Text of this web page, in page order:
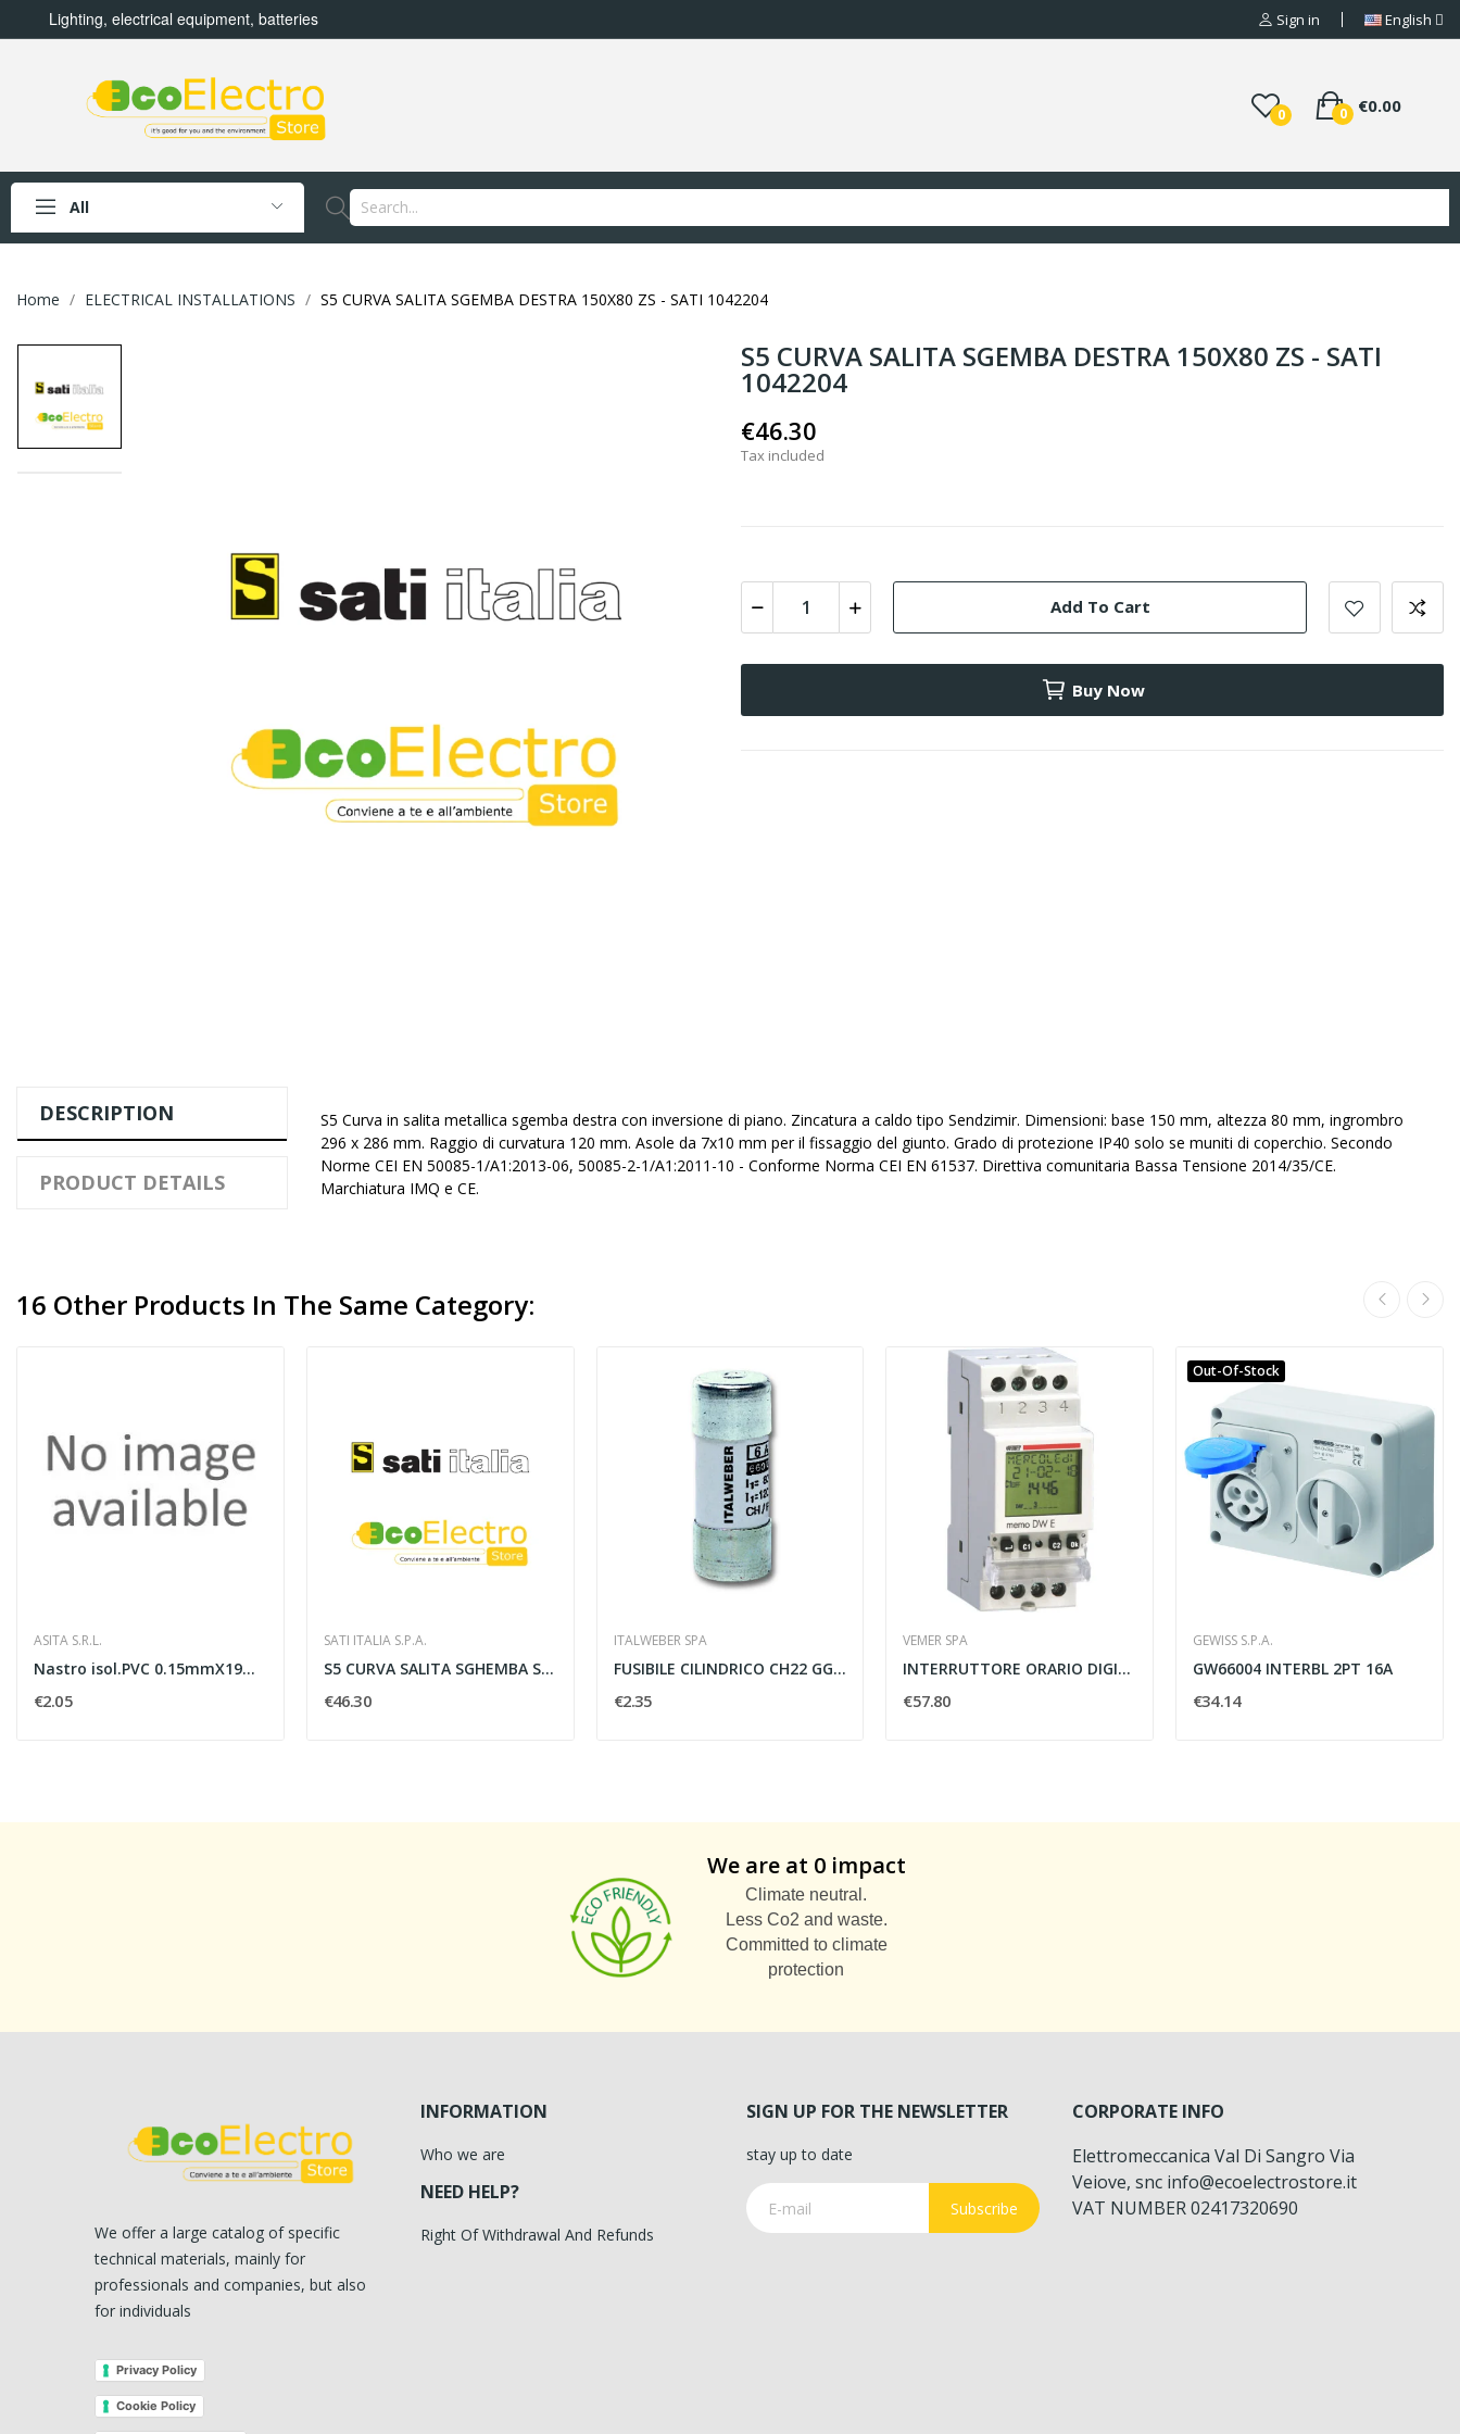
Lighting, electrical equipment, batteries Sign in English
0 €0.00
0
All
Home ELECTRICAL INSTALLATIONS S5 CURVA SALITA SGEMBA DESTRA 150X80 ZS - SATI 1042204
S5 CURVA SALITA SGEMBA DESTRA 150X80 ZS - SATI
1042204
€46.30
Tax included
Add To Cart
Buy Now
DESCRIPTION
PRODUCT DETAILS
S5 Curva in salita metallica sgemba destra con inversione di piano. Zincatura a caldo tipo Sendzimir. Dimensioni: base 150 mm, altezza 80 mm, ingrombro
296 x 286 mm. Raggio di curvatura 120 mm. Asole da 7x10 mm per il fissaggio del giunto. Grado di protezione IP40 solo se muniti di coperchio. Secondo
Norme CEI EN 50085-1/A1:2013-06, 50085-2-1/A1:2011-10 - Conforme Norma CEI EN 61537. Direttiva comunitaria Bassa Tensione 2014/35/CE.
Marchiatura IMQ e CE.
16 Other Products In The Same Category:
ASITA S.R.L.
Nastro isol.PVC 0.15mmX19mmX25m IMQ marrone
€2.05
SATI ITALIA S.P.A.
S5 CURVA SALITA SGHEMBA SINISTRA 150X80 ZS -...
€46.30
ITALWEBER SPA
FUSIBILE CILINDRICO CH22 GG 20A 690V -...
€2.35
VEMER SPA
INTERRUTTORE ORARIO DIGITALE MEMO DW E DA BARRA...
€57.80
Out-Of-Stock
GEWISS S.P.A.
GW66004 INTERBL 2PT 16A
€34.14
We are at 0 impact
Climate neutral.
Less Co2 and waste.
Committed to climate
protection
We offer a large catalog of specific
technical materials, mainly for
professionals and companies, but also
for individuals
Privacy Policy
Cookie Policy
INFORMATION
Who we are
NEED HELP?
Right Of Withdrawal And Refunds
SIGN UP FOR THE NEWSLETTER
stay up to date
Subscribe
CORPORATE INFO
Elettromeccanica Val Di Sangro Via
Veiove, snc info@ecoelectrostore.it
VAT NUMBER 02417320690